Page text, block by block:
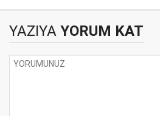
YAZIYA YORUM KAT